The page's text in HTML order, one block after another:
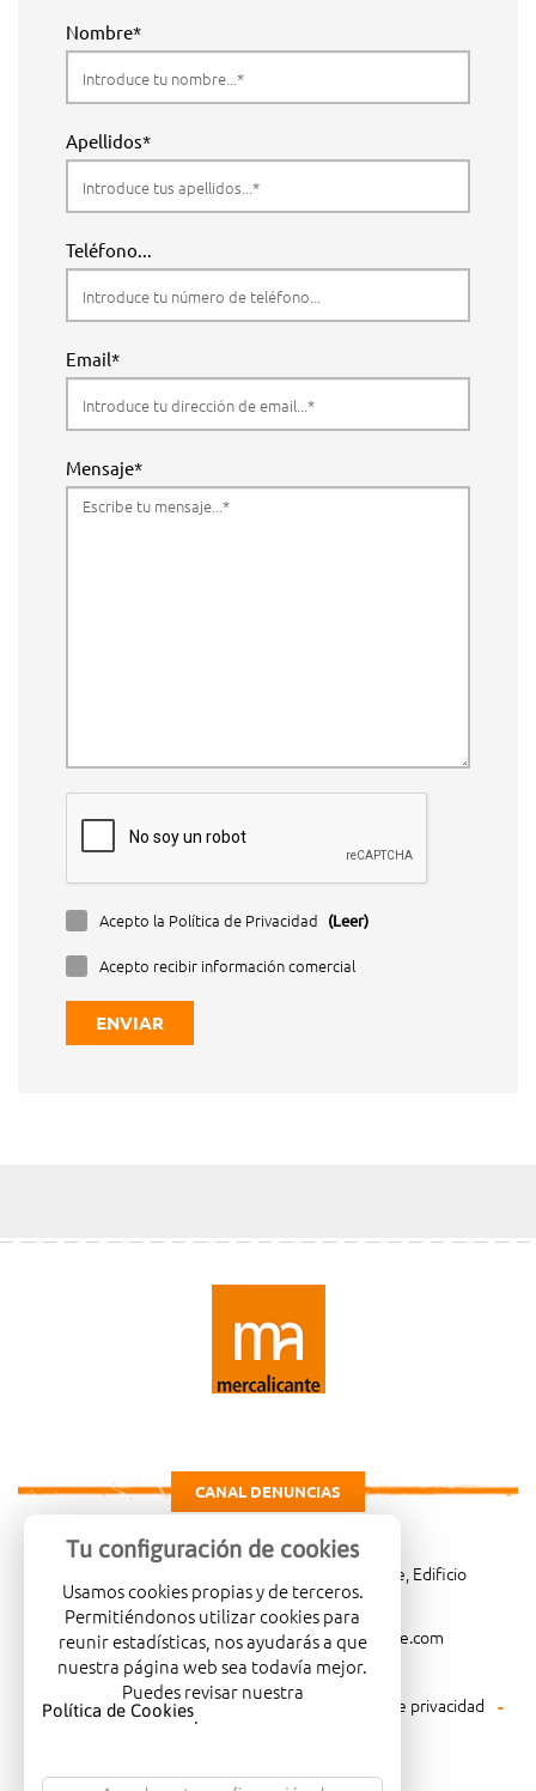
Nombre*
Apellidos*
Teléfono...
Email*
Mensaje*
Acepto la Política de Privacidad (Leer)
Acepto recibir información comercial
ENVIAR
CANAL DENUNCIAS
Carretera de Madrid Km. 4, 03114 Alicante, Edificio
Administrativo, planta 3ª
966081001
merca@mercalicante.com
Aviso legal Política de cookies
Política de privacidad
Política medioambiental
Tu configuración de cookies
Usamos cookies propias y de terceros.
Permitiéndonos utilizar cookies para
reunir estadísticas, nos ayudarás a que
nuestra página web sea todavía mejor.
Puedes revisar nuestra
Política de Cookies.